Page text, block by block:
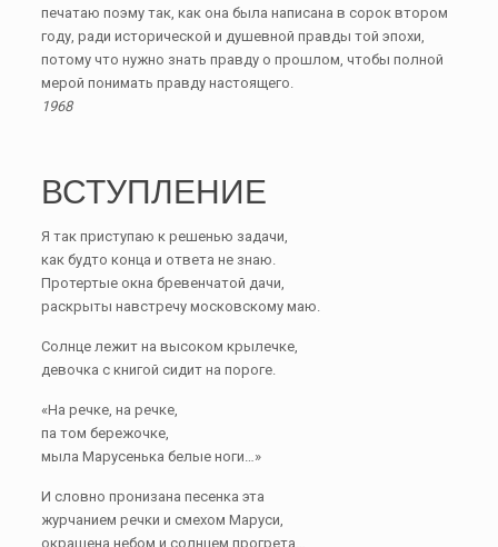
печатаю поэму так, как она была написана в сорок втором
году, ради исторической и душевной правды той эпохи,
потому что нужно знать правду о прошлом, чтобы полной
мерой понимать правду настоящего.
1968
ВСТУПЛЕНИЕ
Я так приступаю к решенью задачи,
как будто конца и ответа не знаю.
Протертые окна бревенчатой дачи,
раскрыты навстречу московскому маю.
Солнце лежит на высоком крылечке,
девочка с книгой сидит на пороге.
«На речке, на речке,
па том бережочке,
мыла Марусенька белые ноги…»
И словно пронизана песенка эта
журчанием речки и смехом Маруси,
окрашена небом и солнцем прогрета…